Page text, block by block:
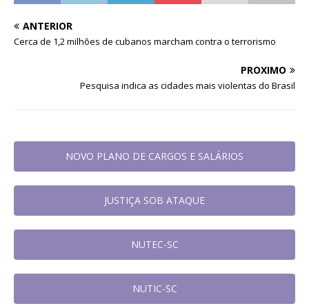
ANTERIOR
Cerca de 1,2 milhões de cubanos marcham contra o terrorismo
PRÓXIMO
Pesquisa indica as cidades mais violentas do Brasil
NOVO PLANO DE CARGOS E SALÁRIOS
JUSTIÇA SOB ATAQUE
NUTEC-SC
NUTIC-SC